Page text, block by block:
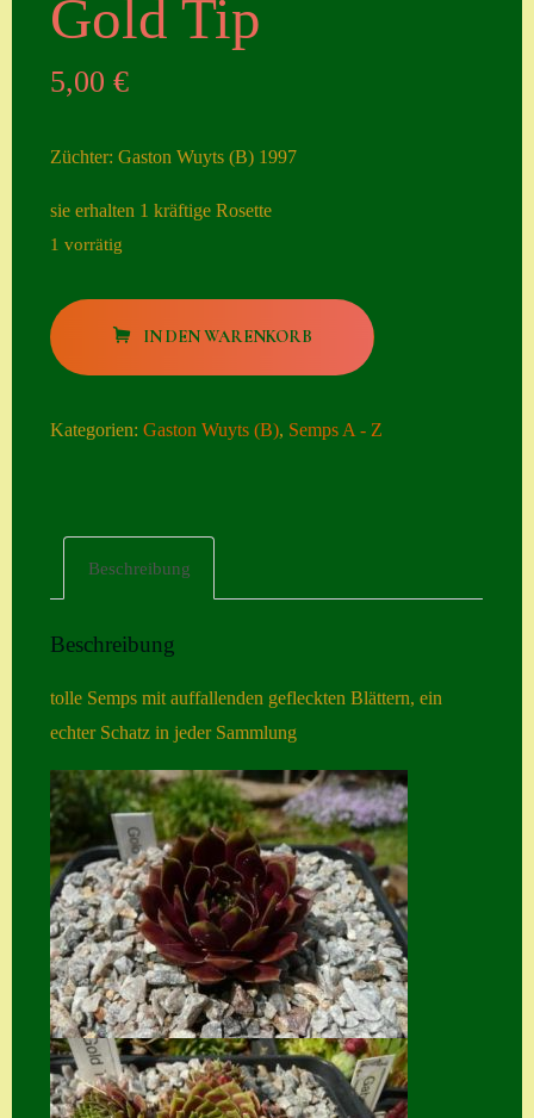
Datenschutzerklä
rung
mit Semps
Kasse
Mein Konto
Naturformen
S. x nixonii
Semps die ich
suche
Semps von A – Z
Shop
Suche
Gold Tip
5,00€
Züchter: Gaston Wuyts (B) 1997
sie erhalten 1 kräftige Rosette
1 vorrätig
Gold
Tip
IN DEN WARENKORB
Kategorien:Gaston Wuyts (B), Semps A - Z
Beschreibung
Beschreibung
tolle Semps mit auffallenden gefleckten Blättern, ein
echter Schatz in jeder Sammlung